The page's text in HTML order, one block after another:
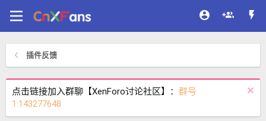
插件反馈
点击链接加入群聊【XenForo讨论社区】： 群号
1:143277648